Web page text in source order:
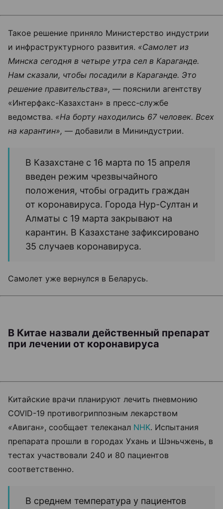
Такое решение приняло Министерство индустрии
и инфраструктурного развития. «Самолет из
Минска сегодня в четыре утра сел в Караганде.
Нам сказали, чтобы посадили в Караганде. Это
решение правительства», — пояснили агентству
«Интерфакс-Казахстан» в пресс-службе
ведомства. «На борту находились 67 человек. Всех
на карантин», — добавили в Мининдустрии.
В Казахстане с 16 марта по 15 апреля
введен режим чрезвычайного
положения, чтобы оградить граждан
от коронавируса. Города Нур-Султан и
Алматы с 19 марта закрывают на
карантин. В Казахстане зафиксировано
35 случаев коронавируса.
Самолет уже вернулся в Беларусь.
В Китае назвали действенный препарат
при лечении от коронавируса
Китайские врачи планируют лечить пневмонию
COVID-19 противогриппозным лекарством
«Авиган», сообщает телеканал NHK. Испытания
препарата прошли в городах Ухань и Шэньчжень, в
тестах участвовали 240 и 80 пациентов
соответственно.
В среднем температура у пациентов